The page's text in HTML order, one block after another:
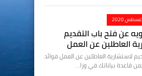
عن فتح باب التقديم
العاطلين عن العمل
لاستشارية العاطلين عن العمل فوائد
قاعدة بياناتك في وزا…